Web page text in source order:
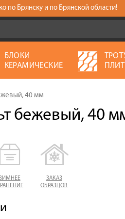
по Брянску и по Брянской области!
БЛОКИ
КЕРАМИЧЕСКИЕ
40 мм
бежевый, 40
ЗАКАЗ
ОБРАЗЦОВ